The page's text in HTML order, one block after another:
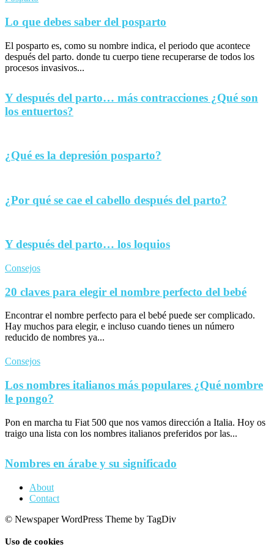
Lo que debes saber del posparto
El posparto es, como su nombre indica, el periodo que acontece
después del parto. donde tu cuerpo tiene recuperarse de todos los
procesos invasivos...
Y después del parto… más contracciones ¿Qué son
los entuertos?
¿Qué es la depresión posparto?
¿Por qué se cae el cabello después del parto?
Y después del parto… los loquios
Consejos
20 claves para elegir el nombre perfecto del bebé
Encontrar el nombre perfecto para el bebé puede ser complicado.
Hay muchos para elegir, e incluso cuando tienes un número
reducido de nombres ya...
Consejos
Los nombres italianos más populares ¿Qué nombre
le pongo?
Pon en marcha tu Fiat 500 que nos vamos dirección a Italia. Hoy os
traigo una lista con los nombres italianos preferidos por las...
Nombres en árabe y su significado
About
Contact
© Newspaper WordPress Theme by TagDiv
Uso de cookies